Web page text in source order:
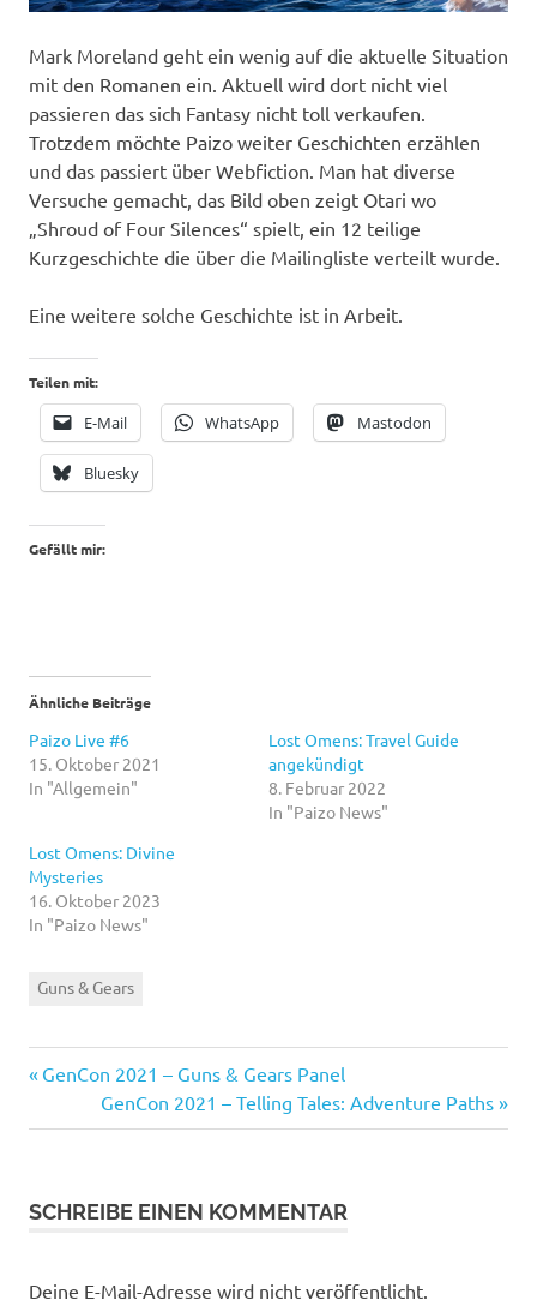
Mark Moreland geht ein wenig auf die aktuelle Situation
mit den Romanen ein. Aktuell wird dort nicht viel
passieren das sich Fantasy nicht toll verkaufen.
Trotzdem möchte Paizo weiter Geschichten erzählen
und das passiert über Webfiction. Man hat diverse
Versuche gemacht, das Bild oben zeigt Otari wo
„Shroud of Four Silences“ spielt, ein 12 teilige
Kurzgeschichte die über die Mailingliste verteilt wurde.
Eine weitere solche Geschichte ist in Arbeit.
Teilen mit:
E-Mail WhatsApp Mastodon
Bluesky
Gefällt mir:
Ähnliche Beiträge
Paizo Live #6
15. Oktober 2021
In "Allgemein"
Lost Omens: Travel Guide
angekündigt
8. Februar 2022
In "Paizo News"
Lost Omens: Divine
Mysteries
16. Oktober 2023
In "Paizo News"
Guns & Gears
Beitragsnavigation
Vorheriger
Beitrag:
GenCon 2021 – Guns & Gears Panel
Nächster
Beitrag:
GenCon 2021 – Telling Tales: Adventure Paths
SCHREIBE EINEN KOMMENTAR
Deine E-Mail-Adresse wird nicht veröffentlicht.